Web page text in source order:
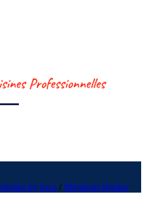
design by bwa / Mentions légales